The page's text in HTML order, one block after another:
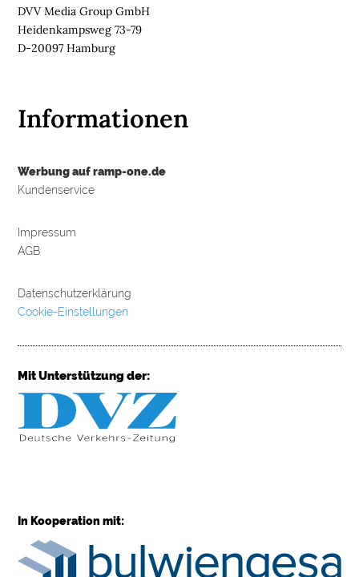
DVV Media Group GmbH
Heidenkampsweg 73-79
D-20097 Hamburg
Informationen
Werbung auf ramp-one.de
Kundenservice
Impressum
AGB
Datenschutzerklärung
Cookie-Einstellungen
Mit Unterstützung der:
In Kooperation mit: